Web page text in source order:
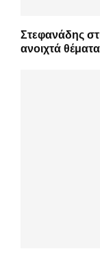
Στεφανάδης
ανοιχτά